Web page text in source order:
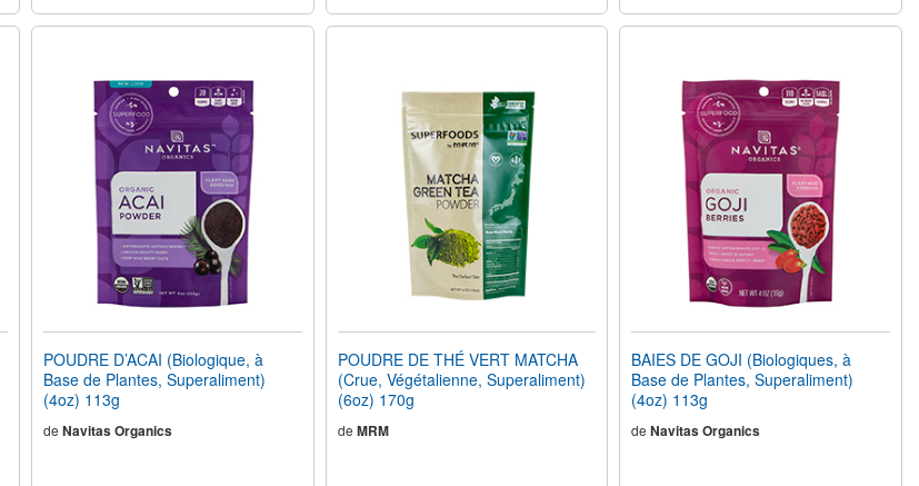
POUDRE D’ACAI (Biologique, à
Base de Plantes, Superaliment)
(4oz) 113g
de Navitas Organics
POUDRE DE THÉ VERT MATCHA
(Crue, Végétalienne, Superaliment)
(6oz) 170g
de MRM
BAIES DE GOJI (Biologiques, à
Base de Plantes, Superaliment)
(4oz) 113g
de Navitas Organics